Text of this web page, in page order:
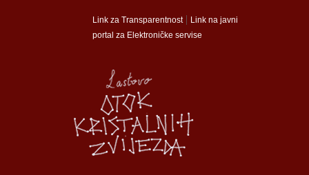
Groblje
Groblje
Link za Transparentnost| Link na javni
portal za Elektroničke servise